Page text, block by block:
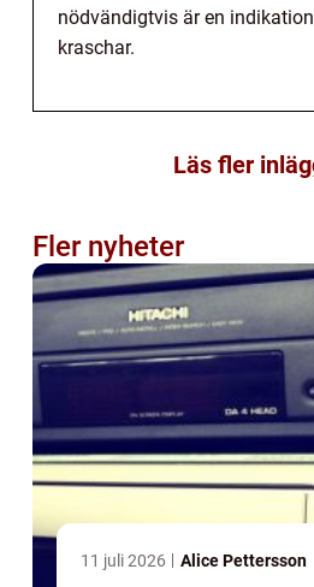
nödvändigtvis är en
kraschar.
Läs fler
Fler nyheter
11 juli 2026 Alice Pettersson